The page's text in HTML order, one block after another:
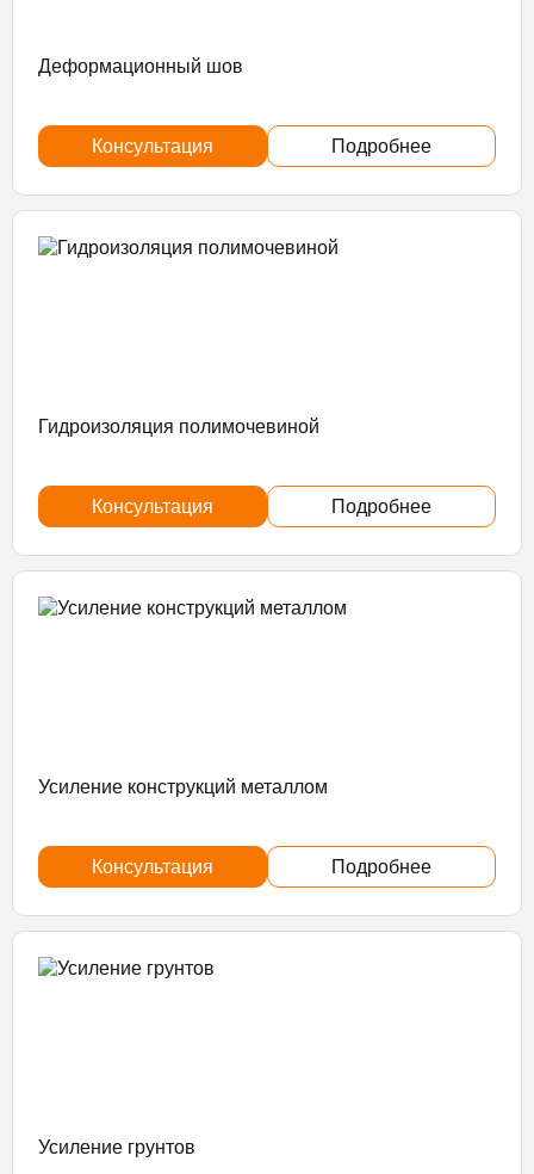
Деформационный шов
Консультация Подробнее
Гидроизоляция полимочевиной
Консультация Подробнее
Усиление конструкций металлом
Консультация Подробнее
Усиление грунтов